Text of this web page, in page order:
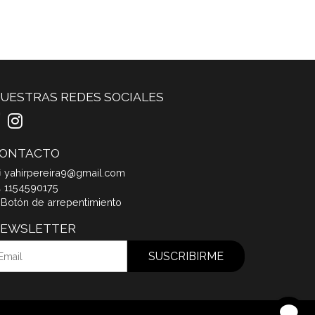
REDES SOCIALES
yahirpereira9@gmail.com
1154590175
Botón de arrepentimiento
SUSCRIBIRME